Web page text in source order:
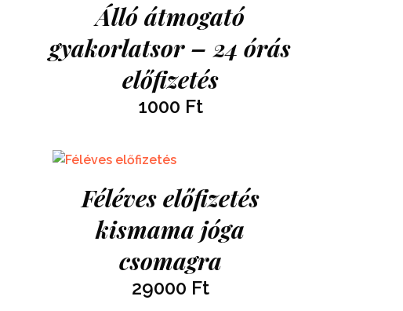
Álló átmogató
gyakorlatsor – 24 órás
előfizetés
1000 Ft
Féléves előfizetés
kismama jóga
csomagra
29000 Ft